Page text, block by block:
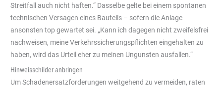
Streitfall auch nicht haften.“ Dasselbe gelte bei einem spontanen
technischen Versagen eines Bauteils – sofern die Anlage
ansonsten top gewartet sei. „Kann ich dagegen nicht zweifelsfrei
nachweisen, meine Verkehrssicherungspflichten eingehalten zu
haben, wird das Urteil eher zu meinen Ungunsten ausfallen.“
Hinweisschilder anbringen
Um Schadenersatzforderungen weitgehend zu vermeiden, raten